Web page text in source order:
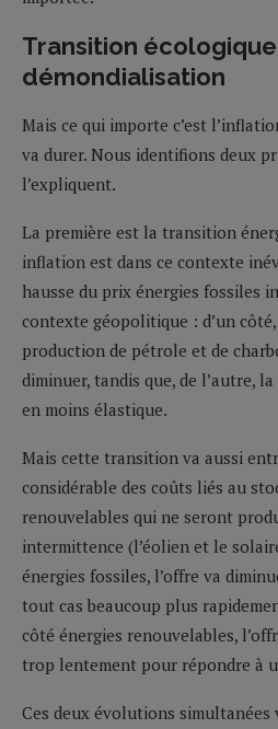
Transition
démondialisation
Mais ce qui importe c’est
va durer. Nous identifions deux
l’expliquent.
La première est la transition
inflation est dans ce contexte
hausse du prix énergies fossiles
contexte géopolitique : d’un
production de pétrole et de
diminuer, tandis que, de l’autre,
en moins élastique.
Mais cette transition va aussi
considérable des coûts liés au
renouvelables qui ne seront
intermittence (l’éolien et le
énergies fossiles, l’offre va
tout cas beaucoup plus
côté énergies renouvelables,
trop lentement pour répondre à
Ces deux évolutions